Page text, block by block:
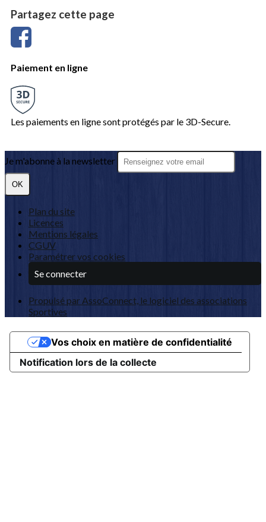
Partagez cette page
Paiement en ligne
Les paiements en ligne sont protégés par le 3D-Secure.
Je m'abonne à la newsletter
OK
Plan du site
Licences
Mentions légales
CGUV
Paramétrer vos cookies
Se connecter
Propulsé par AssoConnect, le logiciel des associations
Sportives
Notification lors de la collecte
Vos choix en matière de confidentialité